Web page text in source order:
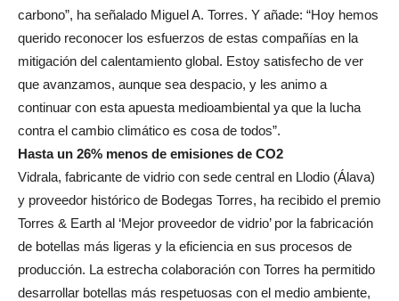
carbono”, ha señalado Miguel A. Torres. Y añade: “Hoy hemos
querido reconocer los esfuerzos de estas compañías en la
mitigación del calentamiento global. Estoy satisfecho de ver
que avanzamos, aunque sea despacio, y les animo a
continuar con esta apuesta medioambiental ya que la lucha
contra el cambio climático es cosa de todos”.
Hasta un 26% menos de emisiones de CO2
Vidrala, fabricante de vidrio con sede central en Llodio (Álava)
y proveedor histórico de Bodegas Torres, ha recibido el premio
Torres & Earth al ‘Mejor proveedor de vidrio’ por la fabricación
de botellas más ligeras y la eficiencia en sus procesos de
producción. La estrecha colaboración con Torres ha permitido
desarrollar botellas más respetuosas con el medio ambiente,